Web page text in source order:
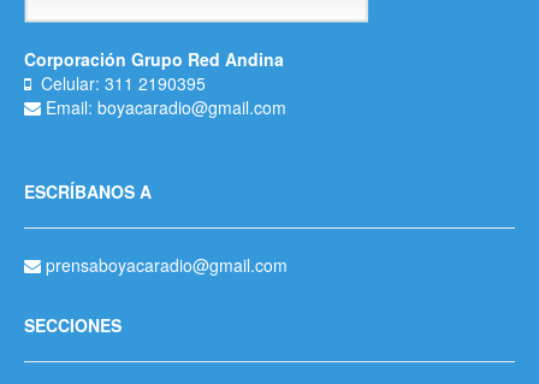
Corporación Grupo Red Andina
Celular: 311 2190395
Email: boyacaradio@gmail.com
ESCRÍBANOS A
prensaboyacaradio@gmail.com
SECCIONES